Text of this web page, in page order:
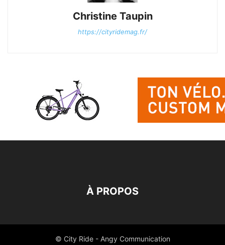
Christine Taupin
https://cityridemag.fr/
À PROPOS
© City Ride - Angy Communication